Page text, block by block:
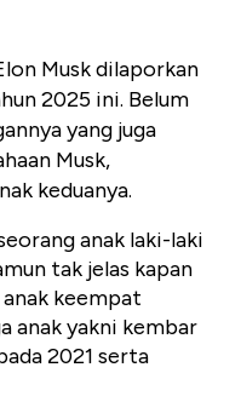
Musk dilaporkan
2025 ini. Belum
yang juga
Musk,
keduanya.
anak laki-laki
tak jelas kapan
keempat
anak yakni kembar
2021 serta